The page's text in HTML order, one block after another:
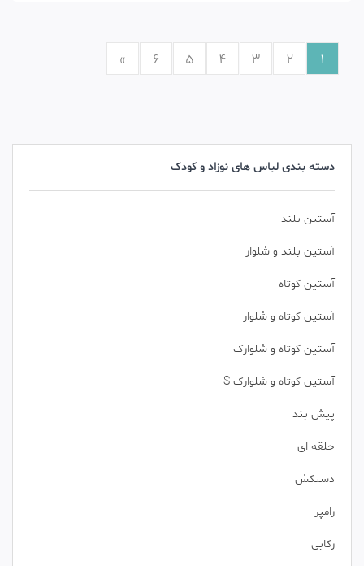
دسته بندی لباس های نوزاد و کودک
آستین بلند
آستین بلند و شلوار
آستین کوتاه
آستین کوتاه و شلوار
آستین کوتاه و شلوارک
آستین کوتاه و شلوارک S
پیش بند
حلقه ای
دستکش
رامپر
رکابی
1
2
3
4
5
6
»